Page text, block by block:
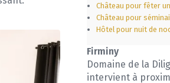
Château pour fêter
Château pour
Hôtel pour nuit de
Firminy
Domaine de la
intervient à